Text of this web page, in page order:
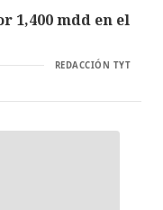
1,400 mdd en el
REDACCIÓN TYT